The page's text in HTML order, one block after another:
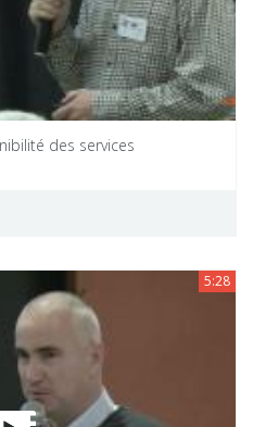
des services
5:28